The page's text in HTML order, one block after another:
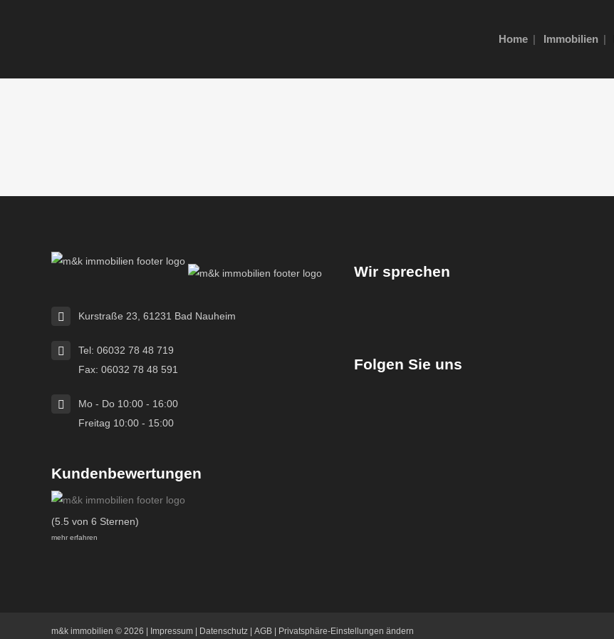
Home Immobilien
Kurstraße 23, 61231 Bad Nauheim
Tel: 06032 78 48 719
Fax: 06032 78 48 591
Mo - Do 10:00 - 16:00
Freitag 10:00 - 15:00
Kundenbewertungen
(5.5 von 6 Sternen)
mehr erfahren
Wir sprechen
Folgen Sie uns
m&k immobilien © 2026 | Impressum Datenschutz AGB Privatsphäre-Einstellungen ändern